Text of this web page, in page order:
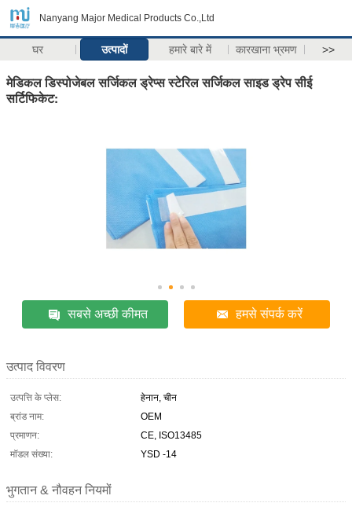
Nanyang Major Medical Products Co.,Ltd
घर उत्पादों हमारे बारे में कारखाना भ्रमण >>
मेडिकल डिस्पोजेबल सर्जिकल ड्रेप्स स्टेरिल सर्जिकल साइड ड्रेप सीई
सर्टिफिकेट:
सबसे अच्छी कीमत हमसे संपर्क करें
उत्पाद विवरण
उत्पत्ति के प्लेस:
हेनान, चीन
ब्रांड नाम:
OEM
प्रमाणन:
CE, ISO13485
मॉडल संख्या:
YSD -14
भुगतान & नौवहन नियमों